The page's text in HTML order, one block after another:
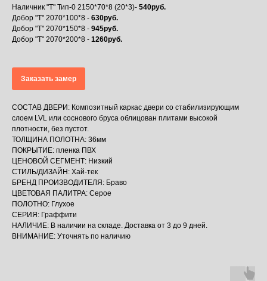
Наличник "Т" Тип-0 2150*70*8 (20*3)- 540руб.
Добор "Т" 2070*100*8 - 630руб.
Добор "Т" 2070*150*8 - 945руб.
Добор "Т" 2070*200*8 - 1260руб.
Заказать замер
СОСТАВ ДВЕРИ: Композитный каркас двери со стабилизирующим
слоем LVL или соснового бруса облицован плитами высокой
плотности, без пустот.
ТОЛЩИНА ПОЛОТНА: 36мм
ПОКРЫТИЕ: пленка ПВХ
ЦЕНОВОЙ СЕГМЕНТ: Низкий
СТИЛЬ/ДИЗАЙН: Хай-тек
БРЕНД ПРОИЗВОДИТЕЛЯ: Браво
ЦВЕТОВАЯ ПАЛИТРА: Серое
ПОЛОТНО: Глухое
СЕРИЯ: Граффити
НАЛИЧИЕ: В наличии на складе. Доставка от 3 до 9 дней.
ВНИМАНИЕ: Уточнять по наличию